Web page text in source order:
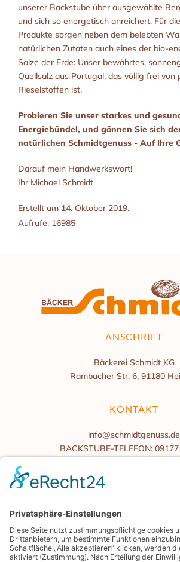
unserer Backstube über ausgewählte
und sich so energetisch anreichert. Für
Produkte sorgen neben dem belebten
natürlichen Zutaten auch eines der bio-
Salze der Erde: Unser bewährtes,
Quellsalz aus Portugal, das völlig frei von
Rieselstoffen ist.
Probieren Sie unser starkes und
Energiebündel, und gönnen Sie sich
natürlichen Schmidtgenuss - Auf Ihre
Darauf mein Handwerkswort!
Ihr Michael Schmidt
Erstellt am 14. Oktober 2019.
Aufrufe: 16985
ANSCHRIFT
Bäckerei Schmidt KG
Rambacher Str. 6, 91180
KONTAKT
info@schmidtgenuss.de
BACKSTUBE-TELEFON:
BÜROZEITEN
Samstag/Sonntag